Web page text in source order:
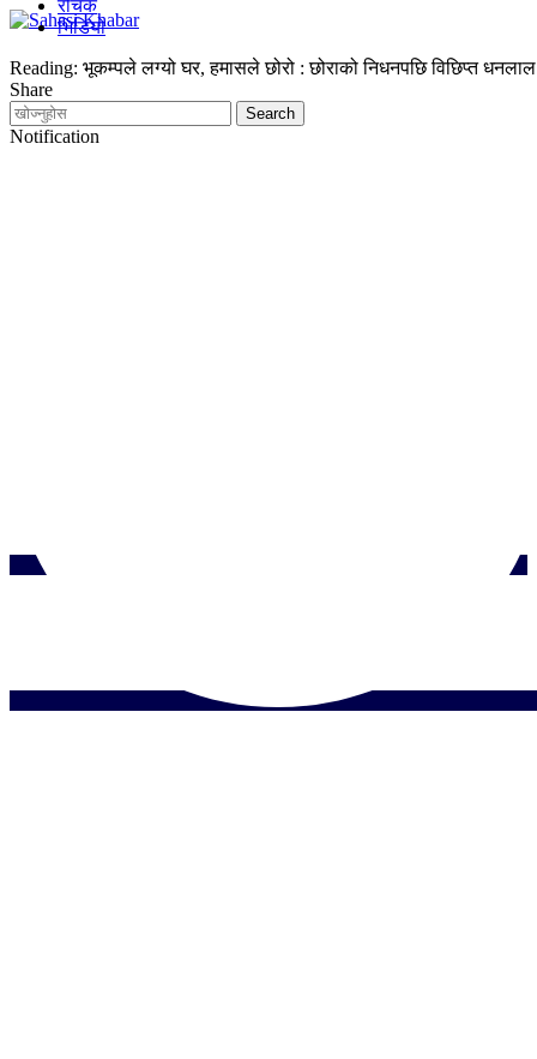
रोचक
भिडियो
Reading: भूकम्पले लग्यो घर, हमासले छोरो : छोराको निधनपछि विछिप्त धनलाल
Share
Notification